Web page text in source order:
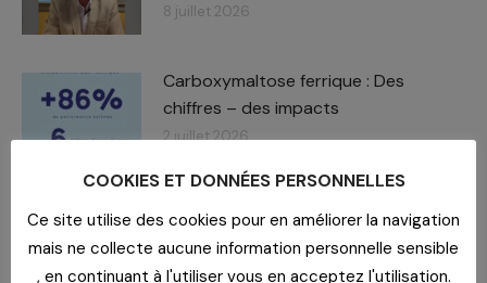
8 juillet 2026
Carboxymaltose ferrique : Des
chiffres – des impacts​
2 juillet 2026
du goût et du sens
COOKIES ET DONNÉES PERSONNELLES
Ce site utilise des cookies pour en améliorer la navigation
mais ne collecte aucune information personnelle sensible
, en continuant à l'utiliser vous en acceptez l'utilisation.